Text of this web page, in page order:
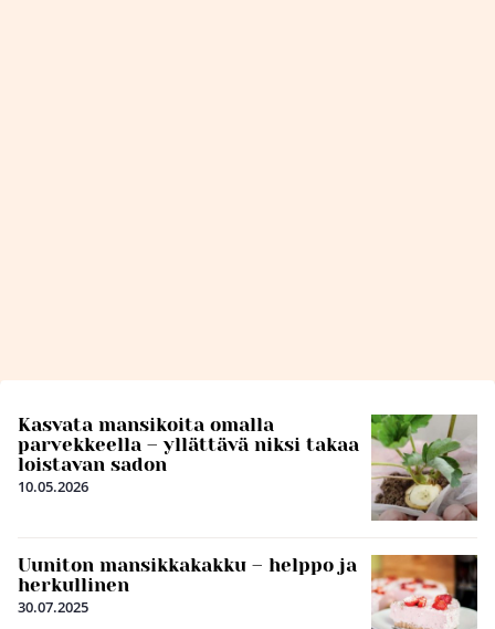
Kasvata mansikoita omalla
parvekkeella – yllättävä niksi takaa
loistavan sadon
10.05.2026
Uuniton mansikkakakku – helppo ja
herkullinen
30.07.2025